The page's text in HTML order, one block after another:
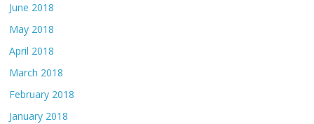
June 2018
May 2018
April 2018
March 2018
February 2018
January 2018